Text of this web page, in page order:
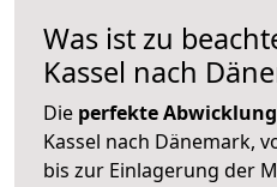
Was ist zu
Kassel nach
Die perfekte Abwicklung
Kassel nach Dänemark,
bis zur Einlagerung der